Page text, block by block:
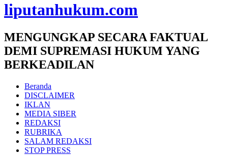
liputanhukum.com
MENGUNGKAP SECARA FAKTUAL
DEMI SUPREMASI HUKUM YANG
BERKEADILAN
Beranda
DISCLAIMER
IKLAN
MEDIA SIBER
REDAKSI
RUBRIKA
SALAM REDAKSI
STOP PRESS